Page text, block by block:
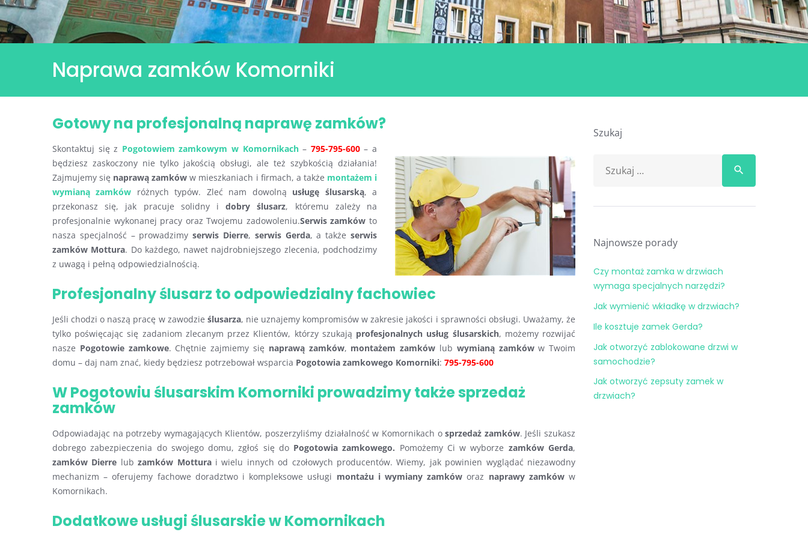
Naprawa zamków Komorniki
Gotowy na profesjonalną naprawę zamków?
Skontaktuj się z Pogotowiem zamkowym w Komornikach– 795-795-600– a
będziesz zaskoczony nie tylko jakością obsługi, ale też szybkością działania!
Zajmujemy się naprawą zamków w mieszkaniach i firmach, a także montażem i
wymianą zamków różnych typów. Zleć nam dowolną usługę ślusarską, a
przekonasz się, jak pracuje solidny idobry ślusarz, któremu zależy na
profesjonalnie wykonanej pracy oraz Twojemu zadowoleniu.Serwis zamków to
nasza specjalność – prowadzimyserwis Dierre, serwis Gerda, a takżeserwis
zamków Mottura. Do każdego, nawet najdrobniejszego zlecenia, podchodzimy
z uwagą i pełną odpowiedzialnością.
Profesjonalny ślusarz to odpowiedzialny fachowiec
Jeśli chodzi o naszą pracę w zawodzie ślusarza, nie uznajemy kompromisów w zakresie jakości i sprawności obsługi. Uważamy, że
tylko poświęcając się zadaniom zlecanym przez Klientów, którzy szukają profesjonalnych usług ślusarskich, możemy rozwijać
nasze Pogotowie zamkowe. Chętnie zajmiemy się naprawą zamków, montażem zamków lub wymianą zamkóww Twoim
domu – daj nam znać, kiedy będziesz potrzebował wsparcia Pogotowia zamkowego Komorniki: 795-795-600
W Pogotowiu ślusarskim Komorniki prowadzimy także sprzedaż
zamków
Odpowiadając na potrzeby wymagających Klientów, poszerzyliśmy działalność w Komornikach osprzedaż zamków. Jeśli szukasz
dobrego zabezpieczenia do swojego domu, zgłoś się do Pogotowia zamkowego. Pomożemy Ci w wyborze zamków Gerda,
zamków Dierre lubzamków Motturai wielu innych od czołowych producentów. Wiemy, jak powinien wyglądać niezawodny
mechanizm – oferujemy fachowe doradztwo i kompleksowe usługi montażu i wymiany zamków oraz naprawy zamkóww
Komornikach.
Dodatkowe usługi ślusarskie w Komornikach
Szukaj
for:
search
Najnowsze porady
Czy montaż zamka w drzwiach
wymaga specjalnych narzędzi?
Jak wymienić wkładkę w drzwiach?
Ile kosztuje zamek Gerda?
Jak otworzyć zablokowane drzwi w
samochodzie?
Jak otworzyć zepsuty zamek w
drzwiach?